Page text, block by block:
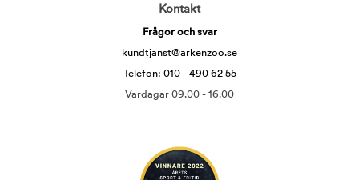
Kontakt
Frågor och svar
kundtjanst@arkenzoo.se
Telefon: 010 - 490 62 55
Vardagar 09.00 - 16.00